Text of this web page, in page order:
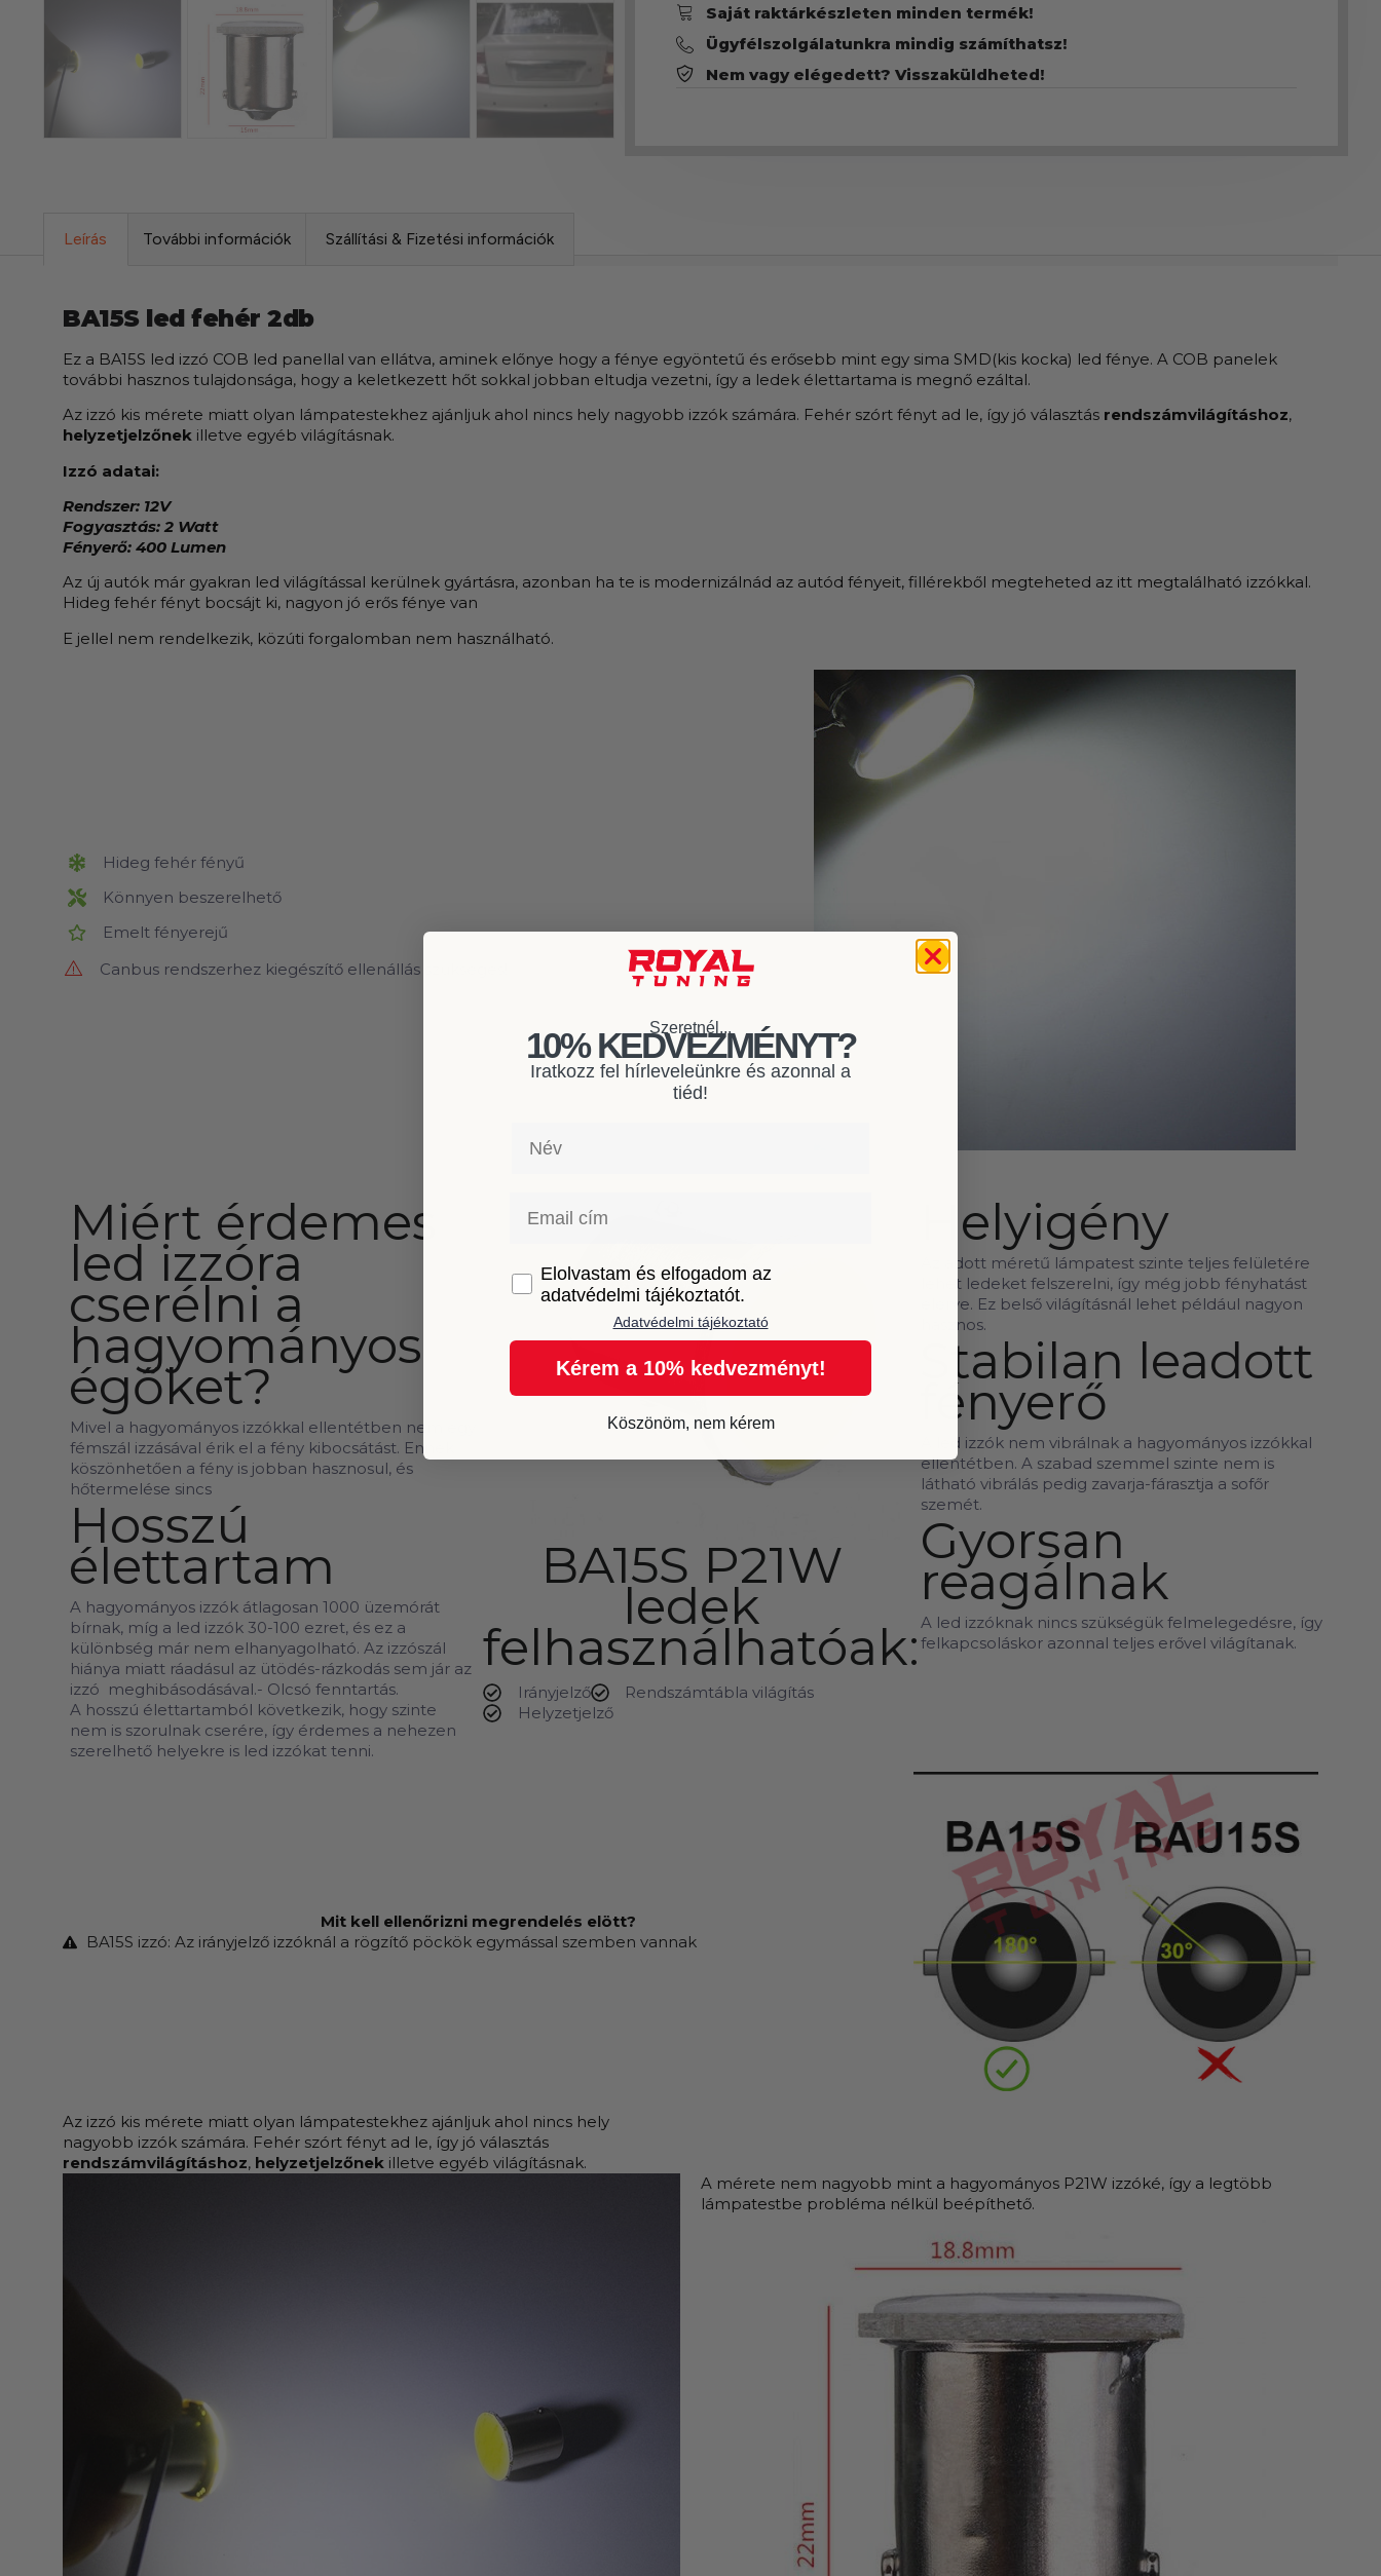
Saját raktárkészleten minden termék!
Ügyfélszolgálatunkra mindig számíthatsz!
Nem vagy elégedett? Visszaküldheted!
Leírás További információk Szállítási & Fizetési információk
BA15S led fehér 2db
Ez a BA15S led izzó COB led panellal van ellátva, aminek előnye hogy a fénye egyöntetű és erősebb mint egy sima SMD(kis kocka) led fénye. A COB panelek
további hasznos tulajdonsága, hogy a keletkezett hőt sokkal jobban eltudja vezetni, így a ledek élettartama is megnő ezáltal.
Az izzó kis mérete miatt olyan lámpatestekhez ajánljuk ahol nincs hely nagyobb izzók számára. Fehér szórt fényt ad le, így jó választás rendszámvilágításhoz,
helyzetjelzőnek illetve egyéb világításnak.
Izzó adatai:
Rendszer: 12V
Fogyasztás: 2 Watt
Fényerő: 400 Lumen
Az új autók már gyakran led világítással kerülnek gyártásra, azonban ha te is modernizálnád az autód fényeit, fillérekből megteheted az itt megtalálható izzókkal.
Hideg fehér fényt bocsájt ki, nagyon jó erős fénye van
E jellel nem rendelkezik, közúti forgalomban nem használható.
Hideg fehér fényű
Könnyen beszerelhető
Emelt fényerejű
Canbus rendszerhez kiegészítő ellenállás szükséges!
Miért érdemes
led izzóra
cserélni a
hagyományos
égőket?
Mivel a hagyományos izzókkal ellentétben nem egy
fémszál izzásával érik el a fény kibocsátást. Ennek
köszönhetően a fény is jobban hasznosul, és
hőtermelése sincs
Hosszú
élettartam
A hagyományos izzók átlagosan 1000 üzemórát
bírnak, míg a led izzók 30-100 ezret, és ez a
különbség már nem elhanyagolható. Az izzószál
hiánya miatt ráadásul az ütödés-rázkodás sem jár az
izzó meghibásodásával.- Olcsó fenntartás.
A hosszú élettartamból következik, hogy szinte
nem is szorulnak cserére, így érdemes a nehezen
szerelhető helyekre is led izzókat tenni.
BA15S P21W
ledek
felhasználhatóak:
Irányjelző
Rendszámtábla világítás
Helyzetjelző
Helyigény
Az adott méretű lámpatest szinte teljes felületére
lehet ledeket felszerelni, így még jobb fényhatást
elérve. Ez belső világításnál lehet például nagyon
hasznos.
Stabilan leadott
fényerő
A led izzók nem vibrálnak a hagyományos izzókkal
ellentétben. A szabad szemmel szinte nem is
látható vibrálás pedig zavarja-fárasztja a sofőr
szemét.
Gyorsan
reagálnak
A led izzóknak nincs szükségük felmelegedésre, így
felkapcsoláskor azonnal teljes erővel világítanak.
Mit kell ellenőrizni megrendelés elött?
BA15S izzó: Az irányjelző izzóknál a rögzítő pöckök egymással szemben vannak
Az izzó kis mérete miatt olyan lámpatestekhez ajánljuk ahol nincs hely
nagyobb izzók számára. Fehér szórt fényt ad le, így jó választás
rendszámvilágításhoz, helyzetjelzőnek illetve egyéb világításnak.
A mérete nem nagyobb mint a hagyományos P21W izzóké, így a legtöbb
lámpatestbe probléma nélkül beépíthető.
Szeretnél...
10% KEDVEZMÉNYT?
Iratkozz fel hírleveleünkre és azonnal a
tiéd!
GDPRElolvastam és elfogadom az
adatvédelmi tájékoztatót.
Adatvédelmi tájékoztató
Kérem a 10% kedvezményt!
Köszönöm, nem kérem